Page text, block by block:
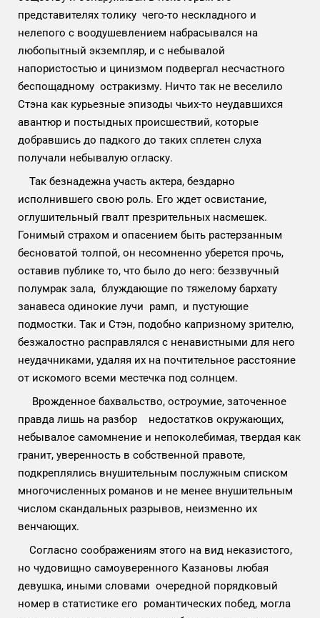
представителях толику чего-то нескладного и
нелепого с воодушевлением набрасывался на
любопытный экземпляр, и с небывалой
напористостью и цинизмом подвергал несчастного
беспощадному остракизму. Ничто так не веселило
Стэна как курьезные эпизоды чьих-то неудавшихся
авантюр и постыдных происшествий, которые
добравшись до падкого до таких сплетен слуха
получали небывалую огласку.
Так безнадежна участь актера, бездарно
исполнившего свою роль. Его ждет освистание,
оглушительный гвалт презрительных насмешек.
Гонимый страхом и опасением быть растерзанным
бесноватой толпой, он несомненно уберется прочь,
оставив публике то, что было до него: беззвучный
полумрак зала, блуждающие по тяжелому бархату
занавеса одинокие лучи рамп, и пустующие
подмостки. Так и Стэн, подобно капризному зрителю,
безжалостно расправлялся с ненавистными для него
неудачниками, удаляя их на почтительное расстояние
от искомого всеми местечка под солнцем.
Врожденное бахвальство, остроумие, заточенное
правда лишь на разбор недостатков окружающих,
небывалое самомнение и непоколебимая, твердая как
гранит, уверенность в собственной правоте,
подкреплялись внушительным послужным списком
многочисленных романов и не менее внушительным
числом скандальных разрывов, неизменно их
венчающих.
Согласно соображениям этого на вид неказистого,
но чудовищно самоуверенного Казановы любая
девушка, иными словами очередной порядковый
номер в статистике его романтических побед, могла